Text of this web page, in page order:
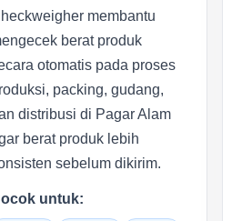
membantu
berat produk
otomatis pada proses
packing, gudang,
distribusi di Pagar Alam
berat produk lebih
sebelum dikirim.
untuk: